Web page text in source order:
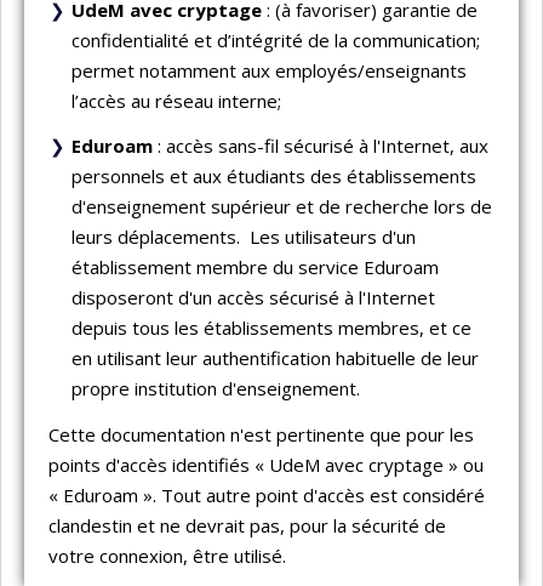
UdeM avec cryptage: (à favoriser) garantie de
confidentialité et d’intégrité de la communication;
permet notamment aux employés/enseignants
l’accès au réseau interne;
Eduroam : accès sans-fil sécurisé à l'Internet, aux
personnels et aux étudiants des établissements
d'enseignement supérieur et de recherche lors de
leurs déplacements. Les utilisateurs d'un
établissement membre du service Eduroam
disposeront d'un accès sécurisé à l'Internet
depuis tous les établissements membres, et ce
en utilisant leur authentification habituelle de leur
propre institution d'enseignement.
Cette documentation n'est pertinente que pour les
points d'accès identifiés « UdeM avec cryptage » ou
« Eduroam ». Tout autre point d'accès est considéré
clandestin et ne devrait pas, pour la sécurité de
votre connexion, être utilisé.